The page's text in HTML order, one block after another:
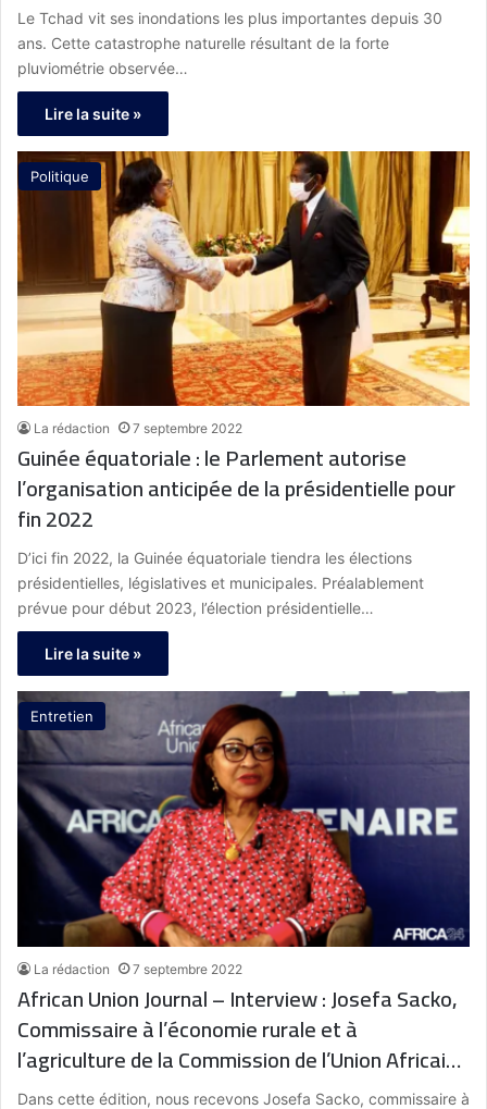
Le Tchad vit ses inondations les plus importantes depuis 30
ans. Cette catastrophe naturelle résultant de la forte
pluviométrie observée…
Lire la suite »
Politique
La rédaction 7 septembre 2022
Guinée équatoriale : le Parlement autorise
l’organisation anticipée de la présidentielle pour
fin 2022
D’ici fin 2022, la Guinée équatoriale tiendra les élections
présidentielles, législatives et municipales. Préalablement
prévue pour début 2023, l’élection présidentielle…
Lire la suite »
Entretien
La rédaction 7 septembre 2022
African Union Journal – Interview : Josefa Sacko,
Commissaire à l’économie rurale et à
l’agriculture de la Commission de l’Union Africaine
: « la COP27 en Egypte c’est la COP de l’Afrique,
Dans cette édition, nous recevons Josefa Sacko, commissaire à